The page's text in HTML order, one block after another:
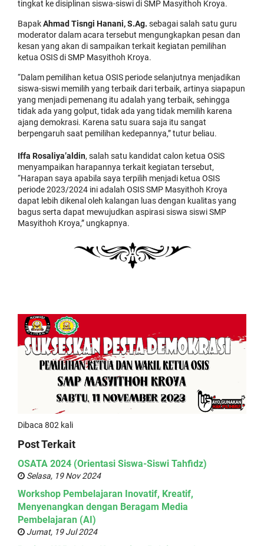
tingkat ke disiplinan siswa-siswi di SMP Masyithoh Kroya.
BapakAhmad Tisngi Hanani, S.Ag. sebagai salah satu guru
moderator dalam acara tersebut mengungkapkan pesan dan
kesan yang akan di sampaikan terkait kegiatan pemilihan
ketua OSIS di SMP Masyithoh Kroya.
“Dalam pemilihan ketua OSIS periode selanjutnya menjadikan
siswa-siswi memilih yang terbaik dari terbaik, artinya siapapun
yang menjadi pemenang itu adalah yang terbaik, sehingga
tidak ada yang golput, tidak ada yang tidak memilih karena
ajang demokrasi. Karena satu suara saja itu sangat
berpengaruh saat pemilihan kedepannya,” tutur beliau.
Iffa Rosaliya’aldin, salah satu kandidat calon ketua OSiS
menyampaikan harapannya terkait kegiatan tersebut,
“Harapan saya apabila saya terpilih menjadi ketua OSIS
periode 2023/2024 ini adalah OSIS SMP Masyithoh Kroya
dapat lebih dikenal oleh kalangan luas dengan kualitas yang
bagus serta dapat mewujudkan aspirasi siswa siswi SMP
Masyithoh Kroya,” ungkapnya.
Dibaca 802 kali
Post Terkait
OSATA 2024 (Orientasi Siswa-Siswi Tahfidz)
Selasa, 19 Nov 2024
Workshop Pembelajaran Inovatif, Kreatif,
Menyenangkan dengan Beragam Media
Pembelajaran (AI)
Jumat, 19 Jul 2024